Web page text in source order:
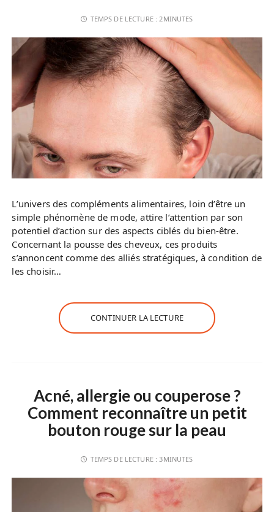
TEMPS DE LECTURE : 2MINUTES
L’univers des compléments alimentaires, loin d’être un
simple phénomène de mode, attire l’attention par son
potentiel d’action sur des aspects ciblés du bien-être.
Concernant la pousse des cheveux, ces produits
s’annoncent comme des alliés stratégiques, à condition de
les choisir…
CONTINUER LA LECTURE
Acné, allergie ou couperose ?
Comment reconnaître un petit
bouton rouge sur la peau
TEMPS DE LECTURE : 3MINUTES